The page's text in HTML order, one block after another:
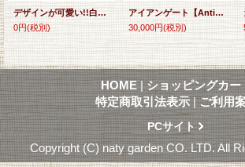
デザインが可愛い!!白いガーデンテーブル＆アーム付チェアーセット♪
0円(税別)
アイアンゲート【Antique Iron Gate】
30,000円(税別)
HOME | ショッピングカー
特定商取引法表示 | ご利用
PCサイト
Copyright (C) naty garden CO. LTD. All